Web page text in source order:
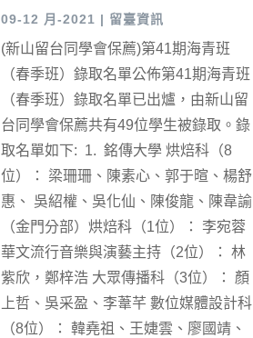
09-12 月-2021 | 留臺資訊
(新山留台同學會保薦)第41期海青班
（春季班）錄取名單公佈第41期海青班
（春季班）錄取名單已出爐，由新山留
台同學會保薦共有49位學生被錄取。錄
取名單如下: 1. 銘傳大學 烘焙科（8
位）： 梁珊珊、陳素心、郭于暄、楊舒
惠、 吳紹權、吳化仙、陳俊龍、陳韋諭
（金門分部）烘焙科（1位）： 李宛蓉
華文流行音樂與演藝主持（2位）： 林
紫欣，鄭梓浩 大眾傳播科（3位）： 顏
上哲、吳采盈、李葦芊 數位媒體設計科
（8位）： 韓堯祖、王婕雲、廖國靖、